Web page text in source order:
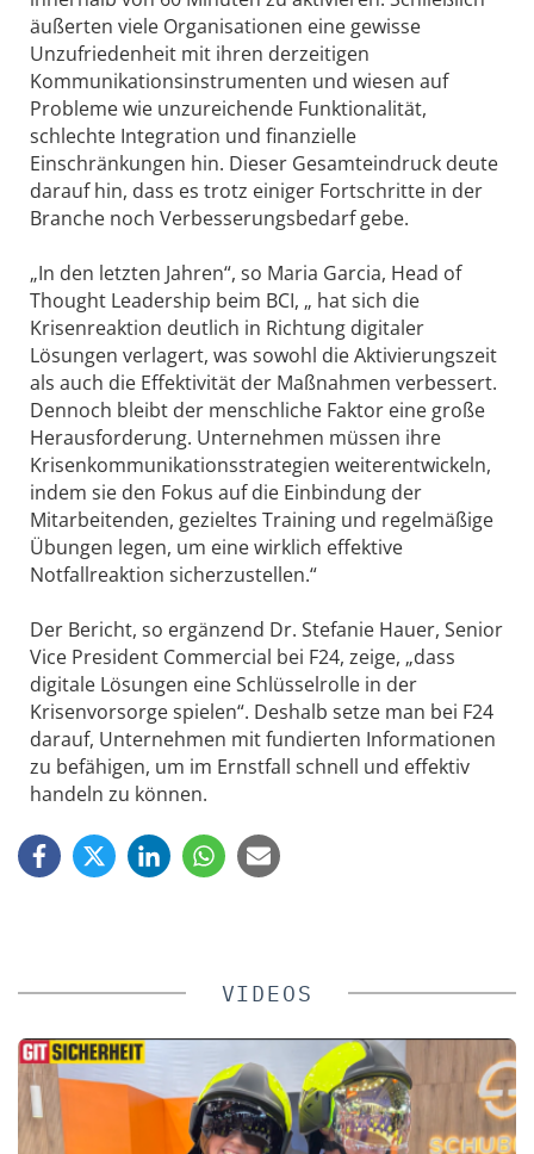
äußerten viele Organisationen eine gewisse
Unzufriedenheit mit ihren derzeitigen
Kommunikationsinstrumenten und wiesen auf
Probleme wie unzureichende Funktionalität,
schlechte Integration und finanzielle
Einschränkungen hin. Dieser Gesamteindruck deute
darauf hin, dass es trotz einiger Fortschritte in der
Branche noch Verbesserungsbedarf gebe.
„In den letzten Jahren“, so Maria Garcia, Head of
Thought Leadership beim BCI, „ hat sich die
Krisenreaktion deutlich in Richtung digitaler
Lösungen verlagert, was sowohl die Aktivierungszeit
als auch die Effektivität der Maßnahmen verbessert.
Dennoch bleibt der menschliche Faktor eine große
Herausforderung. Unternehmen müssen ihre
Krisenkommunikationsstrategien weiterentwickeln,
indem sie den Fokus auf die Einbindung der
Mitarbeitenden, gezieltes Training und regelmäßige
Übungen legen, um eine wirklich effektive
Notfallreaktion sicherzustellen.“
Der Bericht, so ergänzend Dr. Stefanie Hauer, Senior
Vice President Commercial bei F24, zeige, „dass
digitale Lösungen eine Schlüsselrolle in der
Krisenvorsorge spielen“. Deshalb setze man bei F24
darauf, Unternehmen mit fundierten Informationen
zu befähigen, um im Ernstfall schnell und effektiv
handeln zu können.
VIDEOS